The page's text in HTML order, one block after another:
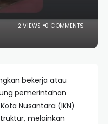
2 VIEWS 0 COMMENTS
bekerja atau
pemerintahan
Nusantara (IKN)
melainkan